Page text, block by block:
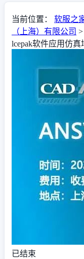
当前位置： 软服之
（上海）有限公司 >
lcepak软件应用仿真
已结束